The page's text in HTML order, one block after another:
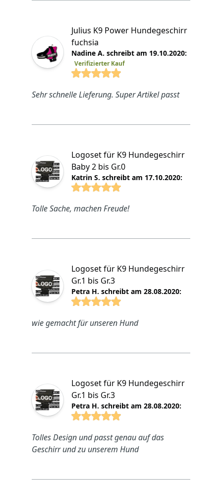
Julius K9 Power Hundegeschirr
fuchsia
Nadine A. schreibt am 19.10.2020:
Verifizierter Kauf
Sehr schnelle Lieferung. Super Artikel passt
Logoset für K9 Hundegeschirr
Baby 2 bis Gr.0
Katrin S. schreibt am 17.10.2020:
Tolle Sache, machen Freude!
Logoset für K9 Hundegeschirr
Gr.1 bis Gr.3
Petra H. schreibt am 28.08.2020:
wie gemacht für unseren Hund
Logoset für K9 Hundegeschirr
Gr.1 bis Gr.3
Petra H. schreibt am 28.08.2020:
Tolles Design und passt genau auf das
Geschirr und zu unserem Hund